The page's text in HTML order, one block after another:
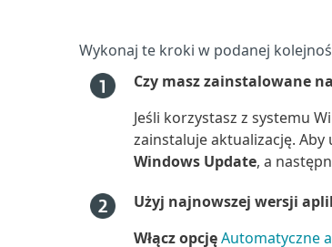
Wykonaj te kroki w podanej
Czy masz zainstalowane
Jeśli korzystasz z systemu
zainstaluje aktualizację.
Windows Update, a
Użyj najnowszej wersji
Włącz opcjęAutomatyczne